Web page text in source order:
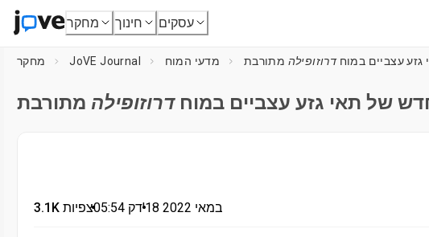
מחקר חינוך עסקים
מחקר JoVE Journal מדעי המוח עצביים במוחדרוזופילה מתורבת
של תאי גזע עצביים במוחדרוזופילה מתורבת
3.1K צפיות•05:54 דק'
• 18 במאי 2022